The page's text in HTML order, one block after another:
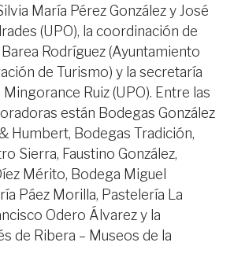
María Pérez González y José
(UPO), la coordinación de
Rodríguez (Ayuntamiento
de Turismo) y la secretaría
Ruiz (UPO). Entre las
están Bodegas González
Humbert, Bodegas Tradición,
Sierra, Faustino González,
Mérito, Bodega Miguel
Páez Morilla, Pastelería La
Odero Álvarez y la
de Ribera – Museos de la